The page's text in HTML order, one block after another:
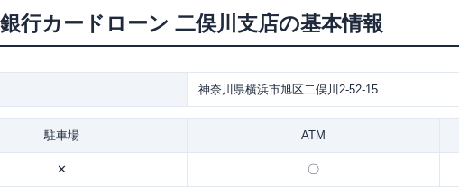
行カードローン 二俣川支店の基本情報
神奈川県横浜市旭区二俣川2-52-15
駐車場 ATM
✕ 〇